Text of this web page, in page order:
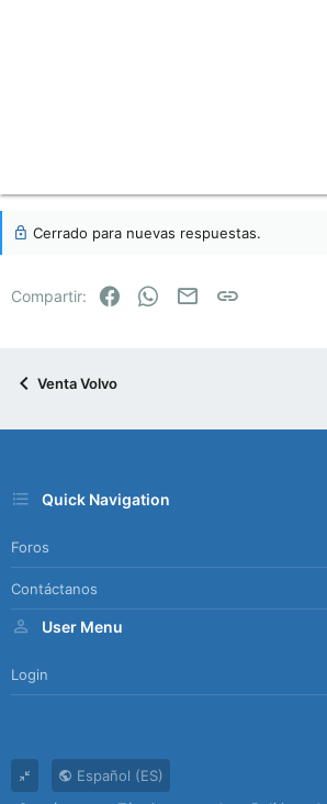
Cerrado para nuevas respuestas.
Compartir: FacebookWhatsApp
EmailEnlace
Venta Volvo
Quick Navigation
Foros
Contáctanos
User Menu
Login
Español (ES)